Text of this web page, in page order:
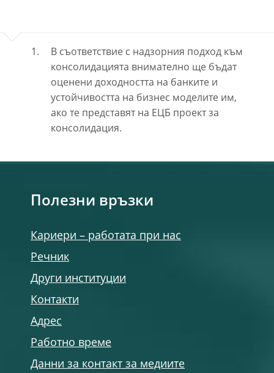
В съответствие с надзорния подход към
консолидацията внимателно ще бъдат
оценени доходността на банките и
устойчивостта на бизнес моделите им,
ако те представят на ЕЦБ проект за
консолидация.
Полезни връзки
Кариери – работата при нас
Речник
Други институции
Контакти
Адрес
Работно време
Данни за контакт за медиите